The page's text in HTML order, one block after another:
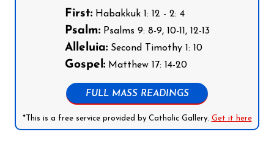
First:Habakkuk 1: 12 - 2: 4
Psalm:Psalms 9: 8-9, 10-11, 12-13
Alleluia:Second Timothy 1: 10
Gospel:Matthew 17: 14-20
FULL MASS READINGS
*This is a free service provided by Catholic Gallery. Get it here